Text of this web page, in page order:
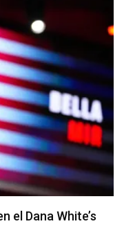
el Dana White’s